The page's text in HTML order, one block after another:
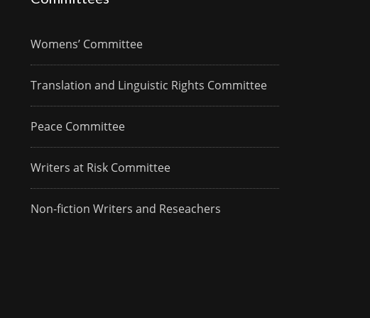
Womens’ Committee
Translation and Linguistic Rights Committee
Peace Committee
Writers at Risk Committee
Non-fiction Writers and Reseachers